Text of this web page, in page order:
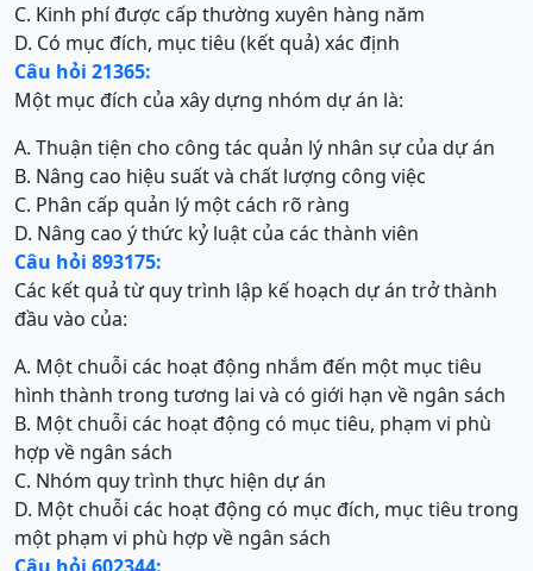
C. Kinh phí được cấp thường xuyên hàng năm
D. Có mục đích, mục tiêu (kết quả) xác định
Câu hỏi 21365:
Một mục đích của xây dựng nhóm dự án là:
A. Thuận tiện cho công tác quản lý nhân sự của dự án
B. Nâng cao hiệu suất và chất lượng công việc
C. Phân cấp quản lý một cách rõ ràng
D. Nâng cao ý thức kỷ luật của các thành viên
Câu hỏi 893175:
Các kết quả từ quy trình lập kế hoạch dự án trở thành
đầu vào của:
A. Một chuỗi các hoạt động nhắm đến một mục tiêu
hình thành trong tương lai và có giới hạn về ngân sách
B. Một chuỗi các hoạt động có mục tiêu, phạm vi phù
hợp về ngân sách
C. Nhóm quy trình thực hiện dự án
D. Một chuỗi các hoạt động có mục đích, mục tiêu trong
một phạm vi phù hợp về ngân sách